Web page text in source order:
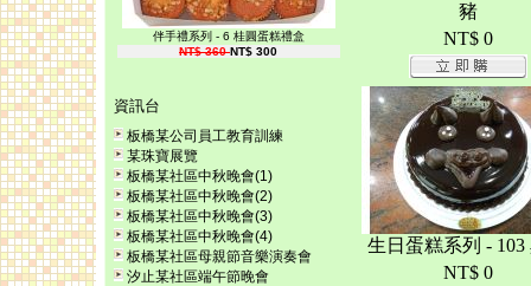
伴手禮系列 - 6 桂圓蛋糕禮盒
NT$ 360NT$ 300
資訊台
板橋某公司員工教育訓練
某珠寶展覽
板橋某社區中秋晚會(1)
板橋某社區中秋晚會(2)
板橋某社區中秋晚會(3)
板橋某社區中秋晚會(4)
板橋某社區母親節音樂演奏會
汐止某社區端午節晚會
豬
NT$ 0
生日蛋糕系列 - 103
NT$ 0